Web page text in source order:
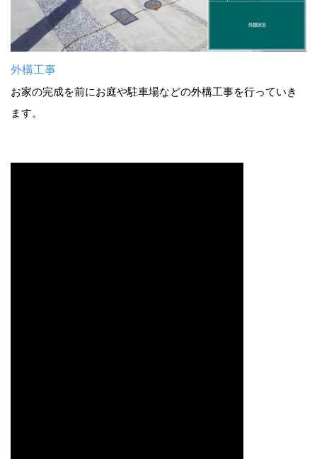
外構工事
お家の完成を前にお庭や駐車場などの外構工事を行っていき
ます。